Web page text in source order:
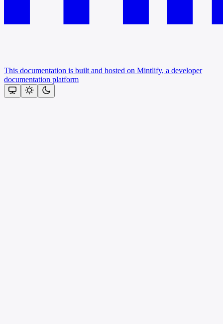
This documentation is built and hosted on Mintlify, a developer
documentation platform